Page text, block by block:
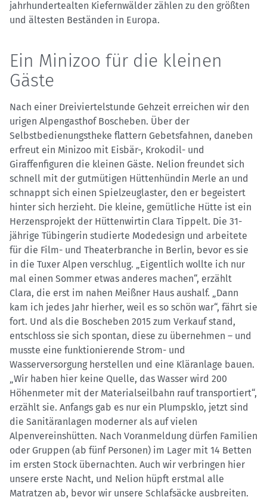
jahrhundertealten Kiefernwälder zählen zu den größten
und ältesten Beständen in Europa.
Ein Minizoo für die kleinen
Gäste
Nach einer Dreiviertelstunde Gehzeit erreichen wir den
urigen Alpengasthof Boscheben. Über der
Selbstbedienungstheke flattern Gebetsfahnen, daneben
erfreut ein Minizoo mit Eisbär-, Krokodil- und
Giraffenfiguren die kleinen Gäste. Nelion freundet sich
schnell mit der gutmütigen Hüttenhündin Merle an und
schnappt sich einen Spielzeuglaster, den er begeistert
hinter sich herzieht. Die kleine, gemütliche Hütte ist ein
Herzensprojekt der Hüttenwirtin Clara Tippelt. Die 31-
jährige Tübingerin studierte Modedesign und arbeitete
für die Film- und Theaterbranche in Berlin, bevor es sie
in die Tuxer Alpen verschlug. „Eigentlich wollte ich nur
mal einen Sommer etwas anderes machen“, erzählt
Clara, die erst im nahen Meißner Haus aushalf. „Dann
kam ich jedes Jahr hierher, weil es so schön war“, fährt sie
fort. Und als die Boscheben 2015 zum Verkauf stand,
entschloss sie sich spontan, diese zu übernehmen – und
musste eine funktionierende Strom- und
Wasserversorgung herstellen und eine Kläranlage bauen.
„Wir haben hier keine Quelle, das Wasser wird 200
Höhenmeter mit der Materialseilbahn rauf transportiert“,
erzählt sie. Anfangs gab es nur ein Plumpsklo, jetzt sind
die Sanitäranlagen moderner als auf vielen
Alpenvereinshütten. Nach Voranmeldung dürfen Familien
oder Gruppen (ab fünf Personen) im Lager mit 14 Betten
im ersten Stock übernachten. Auch wir verbringen hier
unsere erste Nacht, und Nelion hüpft erstmal alle
Matratzen ab, bevor wir unsere Schlafsäcke ausbreiten.